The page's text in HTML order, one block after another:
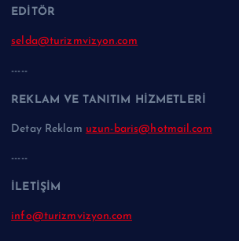
EDİTÖR
selda@turizmvizyon.com
-----
REKLAM VE TANITIM HİZMETLERİ
Detay Reklam uzun-baris@hotmail.com
-----
İLETİŞİM
info@turizmvizyon.com